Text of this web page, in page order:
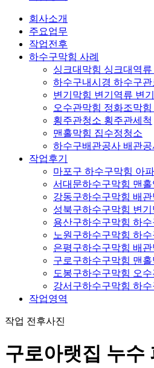
회사소개
주요업무
작업전후
하수구막힘 사례
싱크대막힘 싱크대역
하수구내시경 하수구관
변기막힘 변기역류 변
오수관막힘 정화조막
횡주관청소 횡주관세척
맨홀막힘 집수정청소
하수구배관공사 배관공
작업후기
마포구 하수구막힘 아
서대문하수구막힘 맨
강동구하수구막힘 배
성북구하수구막힘 변
용산구하수구막힘 하
노원구하수구막힘 하
은평구하수구막힘 배
구로구하수구막힘 맨
도봉구하수구막힘 오
강서구하수구막힘 하
작업영역
작업 전후사진
구로아랫집 누수